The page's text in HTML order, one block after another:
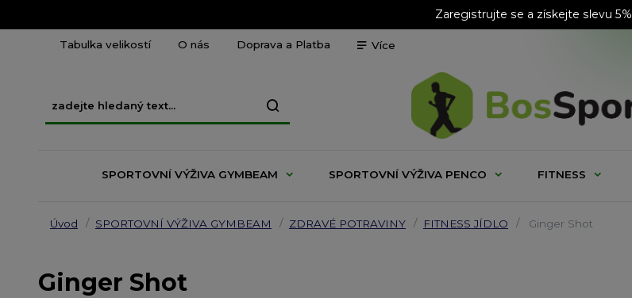
Zaregistrujte se a získejte slevu 5%
Tabulka velikostí O nás Doprava a Platba Více
SPORTOVNÍ VÝŽIVA GYMBEAM SPORTOVNÍ VÝŽIVA PENCO FITNESS
Úvod SPORTOVNÍ VÝŽIVA GYMBEAM ZDRAVÉ POTRAVINY FITNESS JÍDLO Ginger Shot
Ginger Shot